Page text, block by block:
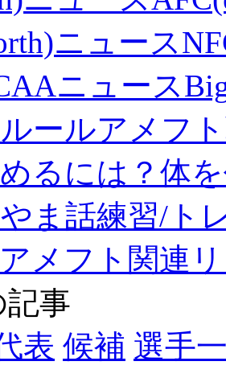
ニュース
ニュース
ールアメフ
るには？ 体
ま話練習/ト
アメフト関連
事
表 候補 選手